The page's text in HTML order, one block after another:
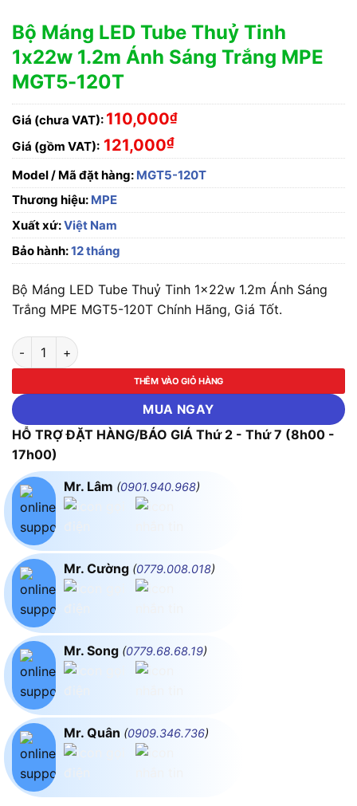
Bộ Máng LED Tube Thuỷ Tinh
1x22w 1.2m Ánh Sáng Trắng MPE
MGT5-120T
Giá (chưa VAT): 110,000₫
Giá (gồm VAT): 121,000₫
Model / Mã đặt hàng: MGT5-120T
Thương hiệu: MPE
Xuất xứ:Việt Nam
Bảo hành:12 tháng
Bộ Máng LED Tube Thuỷ Tinh 1x22w 1.2m Ánh Sáng
Trắng MPE MGT5-120T Chính Hãng, Giá Tốt.
Bộ Máng LED Tube Thuỷ Tinh 1x22w 1.2m Ánh Sáng Trắng
THÊM VÀO GIỎ HÀNG
MUA NGAY
HỖ TRỢ ĐẶT HÀNG/BÁO GIÁ Thứ 2 - Thứ 7 (8h00 -
17h00)
Mr. Lâm (0901.940.968)
Mr. Cường (0779.008.018)
Mr. Song (0779.68.68.19)
Mr. Quân (0909.346.736)